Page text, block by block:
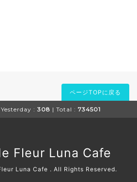
ページTOPに戻る
Yesterday : 308 | Total : 734501
Fleur Luna Cafe
Luna Cafe . All Rights Reserved.